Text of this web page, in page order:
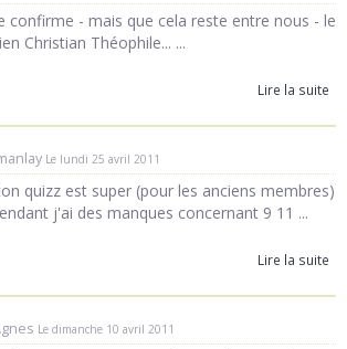
confirme - mais que cela reste entre nous - le
Christian Théophile... ...
Lire la suite
Le lundi 25 avril 2011
quizz est super (pour les anciens membres)
j'ai des manques concernant 9 11 ...
Lire la suite
Le dimanche 10 avril 2011